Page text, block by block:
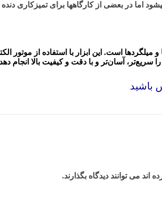
اما در بعضی از کارگاهها برای تمیزکاری
و میلگردها است. این ابزار با استفاده از
باشید
می توانند دیدگاه بگذارند.